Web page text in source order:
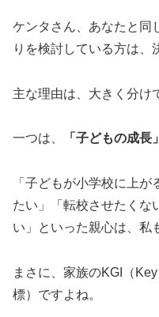
ケンタさん、あなたと同
りを検討している方は、
主な理由は、大きく分け
一つは、 「子どもの成
「子どもが小学校に上
たい」「転校させたくな
い」といった親心は、私
まさに、家族のKGI（
標）ですよね。